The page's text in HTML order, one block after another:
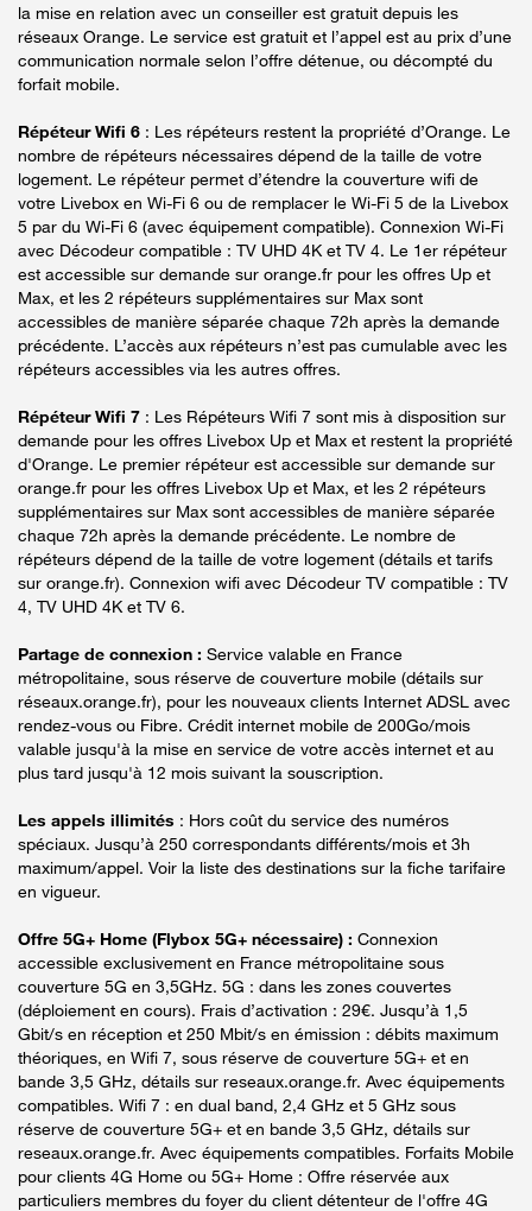
la mise en relation avec un conseiller est gratuit depuis les
réseaux Orange. Le service est gratuit et l’appel est au prix d’une
communication normale selon l’offre détenue, ou décompté du
forfait mobile.
Répéteur Wifi 6 : Les répéteurs restent la propriété d’Orange. Le
nombre de répéteurs nécessaires dépend de la taille de votre
logement. Le répéteur permet d’étendre la couverture wifi de
votre Livebox en Wi-Fi 6 ou de remplacer le Wi-Fi 5 de la Livebox
5 par du Wi-Fi 6 (avec équipement compatible). Connexion Wi-Fi
avec Décodeur compatible : TV UHD 4K et TV 4. Le 1er répéteur
est accessible sur demande sur orange.fr pour les offres Up et
Max, et les 2 répéteurs supplémentaires sur Max sont
accessibles de manière séparée chaque 72h après la demande
précédente. L’accès aux répéteurs n’est pas cumulable avec les
répéteurs accessibles via les autres offres.
Répéteur Wifi 7 : Les Répéteurs Wifi 7 sont mis à disposition sur
demande pour les offres Livebox Up et Max et restent la propriété
d'Orange. Le premier répéteur est accessible sur demande sur
orange.fr pour les offres Livebox Up et Max, et les 2 répéteurs
supplémentaires sur Max sont accessibles de manière séparée
chaque 72h après la demande précédente. Le nombre de
répéteurs dépend de la taille de votre logement (détails et tarifs
sur orange.fr). Connexion wifi avec Décodeur TV compatible : TV
4, TV UHD 4K et TV 6.
Partage de connexion : Service valable en France
métropolitaine, sous réserve de couverture mobile (détails sur
réseaux.orange.fr), pour les nouveaux clients Internet ADSL avec
rendez-vous ou Fibre. Crédit internet mobile de 200Go/mois
valable jusqu'à la mise en service de votre accès internet et au
plus tard jusqu'à 12 mois suivant la souscription.
Les appels illimités : Hors coût du service des numéros
spéciaux. Jusqu’à 250 correspondants différents/mois et 3h
maximum/appel. Voir la liste des destinations sur la fiche tarifaire
en vigueur.
Offre 5G+ Home (Flybox 5G+ nécessaire) : Connexion
accessible exclusivement en France métropolitaine sous
couverture 5G en 3,5GHz. 5G : dans les zones couvertes
(déploiement en cours). Frais d’activation : 29€. Jusqu’à 1,5
Gbit/s en réception et 250 Mbit/s en émission : débits maximum
théoriques, en Wifi 7, sous réserve de couverture 5G+ et en
bande 3,5 GHz, détails sur reseaux.orange.fr. Avec équipements
compatibles. Wifi 7 : en dual band, 2,4 GHz et 5 GHz sous
réserve de couverture 5G+ et en bande 3,5 GHz, détails sur
reseaux.orange.fr. Avec équipements compatibles. Forfaits Mobile
pour clients 4G Home ou 5G+ Home : Offre réservée aux
particuliers membres du foyer du client détenteur de l'offre 4G